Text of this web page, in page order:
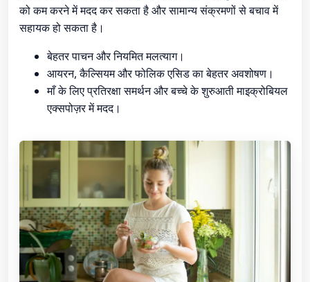
को कम करने में मदद कर सकता है और सामान्य संक्रमणों से बचाव में
सहायक हो सकता है।
बेहतर पाचन और नियमित मलत्याग।
आयरन, कैल्सियम और फोलिक एसिड का बेहतर अवशोषण।
माँ के लिए प्रतिरक्षा समर्थन और बच्चे के शुरुआती माइक्रोबियल
एक्सपोज़र में मदद।